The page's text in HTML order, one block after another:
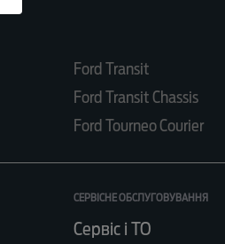
Ford Transit
Ford Transit Chassis
Ford Tourneo Courier
СЕРВІСНЕ ОБСЛУГОВУВАННЯ
Сервіс і ТО